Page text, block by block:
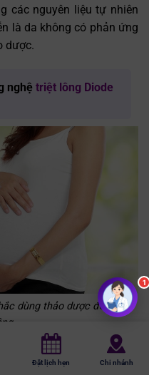
các nguyên liệu tự nhiên
là da không có phản ứng
dược.
nghệ triệt lông Diode
dùng thảo dược để làm
lông bằng thảo dược
Đặt lịch hẹn Chi nhánh
1